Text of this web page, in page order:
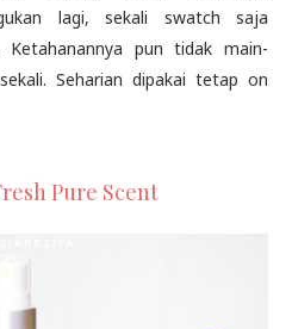
lagi, sekali swatch saja
Ketahanannya pun tidak main-
Seharian dipakai tetap on
Pure Scent